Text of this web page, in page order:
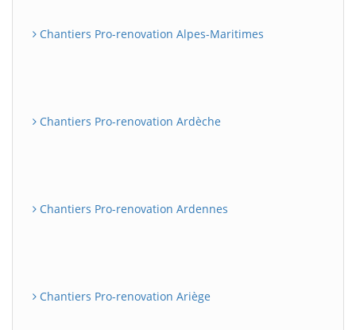
Chantiers Pro-renovation Alpes-Maritimes
Chantiers Pro-renovation Ardèche
Chantiers Pro-renovation Ardennes
Chantiers Pro-renovation Ariège